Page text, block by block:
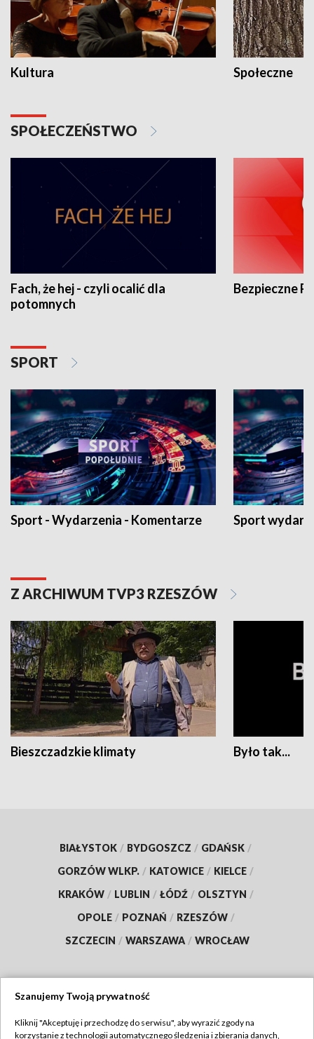
Kultura Społeczne
SPOŁECZEŃSTWO
Fach, że hej - czyli ocalić dla
potomnych
Bezpieczne
SPORT
Sport - Wydarzenia - Komentarze Sport
Z ARCHIWUM TVP3 RZESZÓW
Bieszczadzkie klimaty Było tak...
BIAŁYSTOK / BYDGOSZCZ / GDAŃSK /
GORZÓW WLKP. / KATOWICE / KIELCE /
KRAKÓW / LUBLIN / ŁÓDŹ / OLSZTYN /
OPOLE / POZNAŃ / RZESZÓW /
SZCZECIN / WARSZAWA / WROCŁAW
Szanujemy Twoją prywatność
Kliknij "Akceptuję i przechodzę do serwisu", aby wyrazić zgody na
korzystanie z technologii automatycznego śledzenia i zbierania danych,